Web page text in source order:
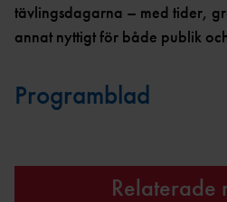
tävlingsdagarna – med tider,
annat nyttigt för både publik
Programblad
Relaterade